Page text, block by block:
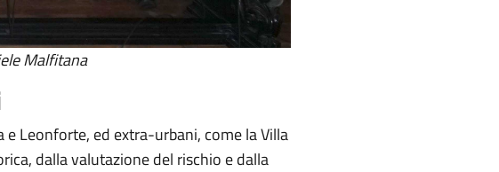
Malfitana
Leonforte, ed extra-urbani, come la Villa
dalla valutazione del rischio e dalla